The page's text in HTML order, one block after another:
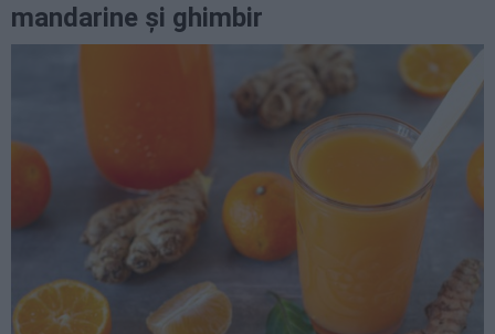
mandarine și ghimbir